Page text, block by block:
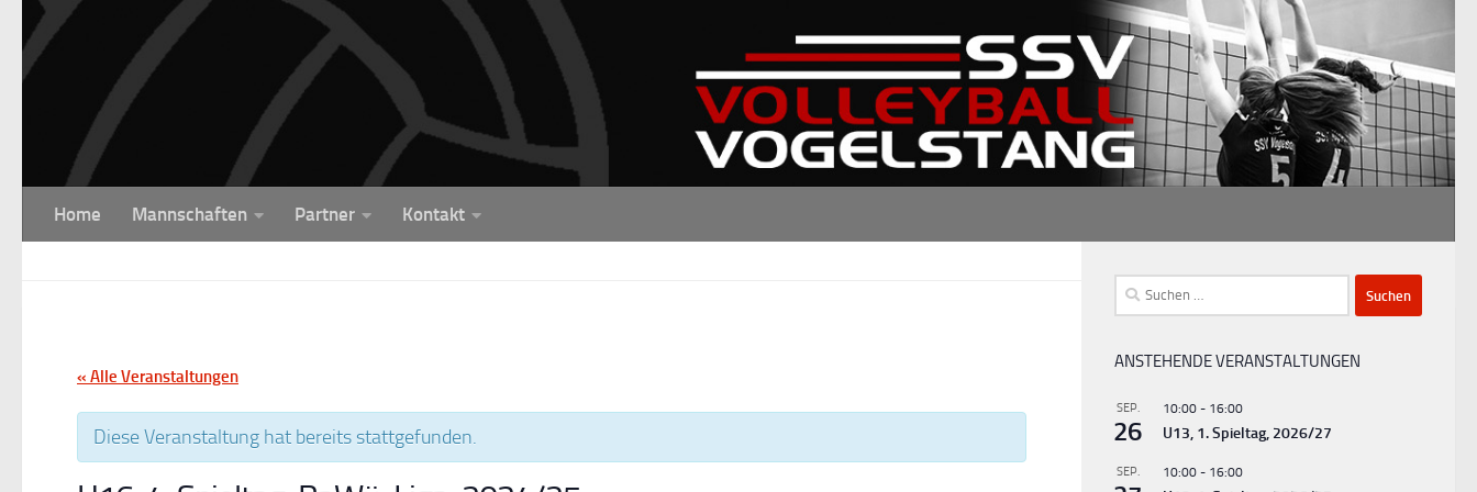
Unter dem Inhalt
Home Mannschaften Partner Kontakt
« Alle Veranstaltungen
Diese Veranstaltung hat bereits stattgefunden.
Suchen
nach:
ANSTEHENDE VERANSTALTUNGEN
SEP.
26
10:00 - 16:00
U13, 1. Spieltag, 2026/27
SEP. 10:00 - 16:00